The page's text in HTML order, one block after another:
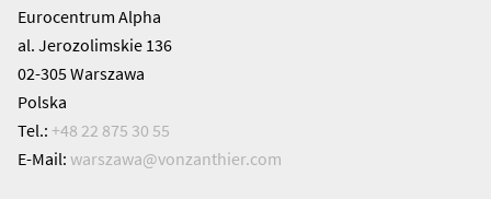
Eurocentrum Alpha
al. Jerozolimskie 136
02-305 Warszawa
Polska
Tel.: +48 22 875 30 55
E-Mail: warszawa@vonzanthier.com